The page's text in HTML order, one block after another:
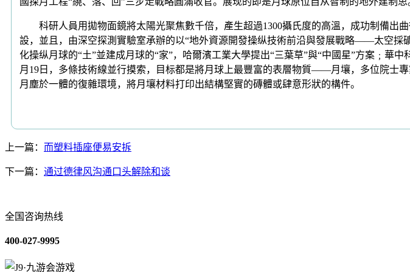
科研人員用拋物面鏡將太陽光聚焦數千倍，產生超過1300攝氏度的高溫，成功制備出
設，並且，由深空探測實驗室承辦的以“地外資源開發操纵技術前沿與發展戰略——太空採
化操纵月球的“土”並建成月球的“家”，哈爾濱工業大學提出“三葉草”與“中國星”方案﹔
月19日，多條技術線並行摸索，目标都是將月球上最豐富的表層物質——月壤，多位院士
月塵於一體的復雜環境，將月壤材料打印出結構堅實的磚體或肆意形狀的構件。
上一篇： 而塑料插座便易安拆
下一篇： 通过德律风沟通口头解除和谈
全国咨询热线
400-027-9995